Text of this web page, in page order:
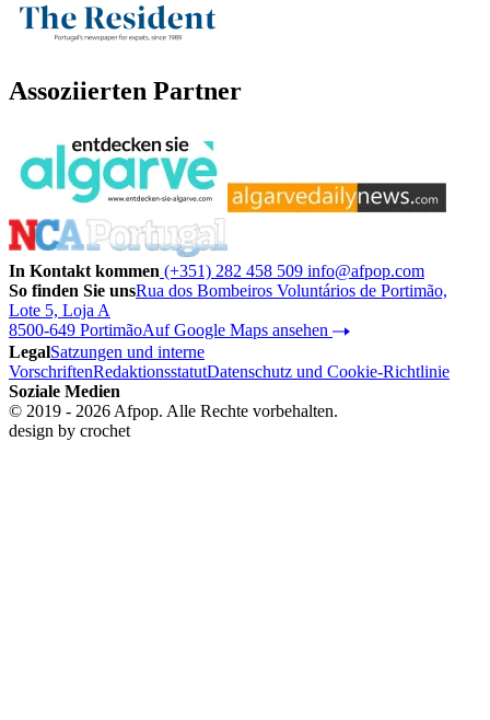
Assoziierten Partner
In Kontakt kommen (+351) 282 458 509 info@afpop.com
So finden Sie unsRua dos Bombeiros Voluntários de Portimão,
Lote 5, Loja A
8500-649 PortimãoAuf Google Maps ansehen
LegalSatzungen und interne
VorschriftenRedaktionsstatutDatenschutz und Cookie-Richtlinie
Soziale Medien
© 2019 - 2026 Afpop. Alle Rechte vorbehalten.
design by crochet